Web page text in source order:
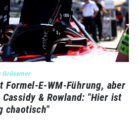
Grüssmer
Formel-E-WM-Führung, aber
& Rowland: "Hier ist
chaotisch"